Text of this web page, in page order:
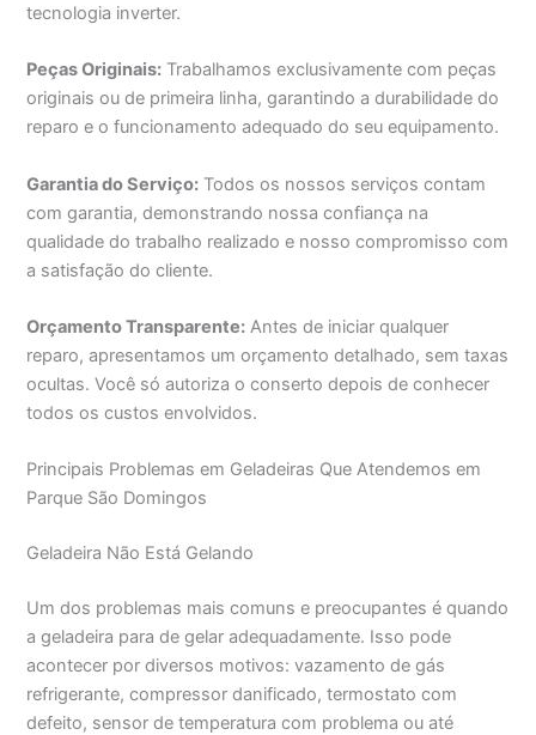
tecnologia inverter.
Peças Originais: Trabalhamos exclusivamente com peças
originais ou de primeira linha, garantindo a durabilidade do
reparo e o funcionamento adequado do seu equipamento.
Garantia do Serviço: Todos os nossos serviços contam
com garantia, demonstrando nossa confiança na
qualidade do trabalho realizado e nosso compromisso com
a satisfação do cliente.
Orçamento Transparente: Antes de iniciar qualquer
reparo, apresentamos um orçamento detalhado, sem taxas
ocultas. Você só autoriza o conserto depois de conhecer
todos os custos envolvidos.
Principais Problemas em Geladeiras Que Atendemos em
Parque São Domingos
Geladeira Não Está Gelando
Um dos problemas mais comuns e preocupantes é quando
a geladeira para de gelar adequadamente. Isso pode
acontecer por diversos motivos: vazamento de gás
refrigerante, compressor danificado, termostato com
defeito, sensor de temperatura com problema ou até